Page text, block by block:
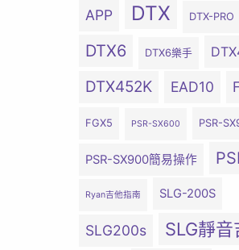
APP DTX DTX-PRO
DTX6 DTX6樂手
DTX452K EAD10
FGX5 PSR-SX600 PSR-
PSR-SX900簡易操作
Ryan吉他指南 SLG-200S
SLG200s SLG靜音